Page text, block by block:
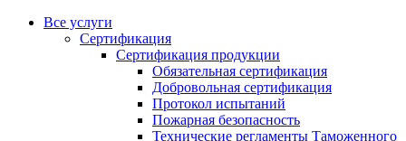
Все услуги
Сертификация
Сертификация продукции
Обязательная сертификация
Добровольная сертификация
Протокол испытаний
Пожарная безопасность
Технические регламенты Таможенного